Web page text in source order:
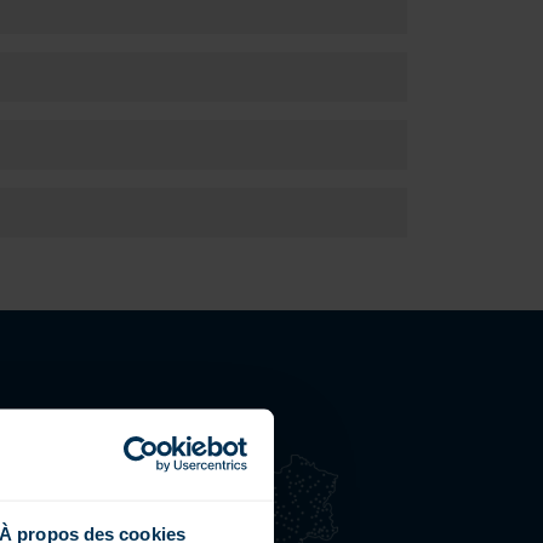
À propos des cookies
NOUS
points de vente en
présence dans 24